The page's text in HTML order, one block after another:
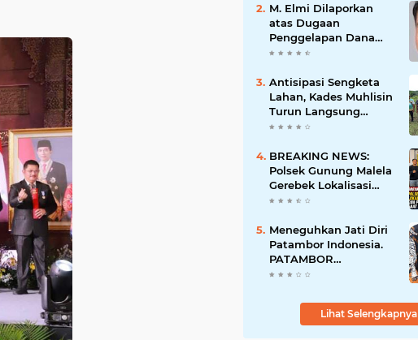
Hingga Paksa Warga
Hadir di TKP
M. Elmi Dilaporkan
atas Dugaan
Penggelapan Dana
Pensiunan Guru dan
Pastikan Proses
Hukum Berjalan
Antisipasi Sengketa
Lahan, Kades Muhlisin
Turun Langsung
Tinjau Batas Wilayah
Diserobot PT Jatim
Jaya Perkasa
BREAKING NEWS:
Polsek Gunung Malela
Gerebek Lokalisasi
Bukit Maraja, Dua
Saat Diciduk Bersama
Sabu
Meneguhkan Jati Diri
Patambor Indonesia.
PATAMBOR
INDONESIA Akan
Jakarta.
Lihat Selengkapnya